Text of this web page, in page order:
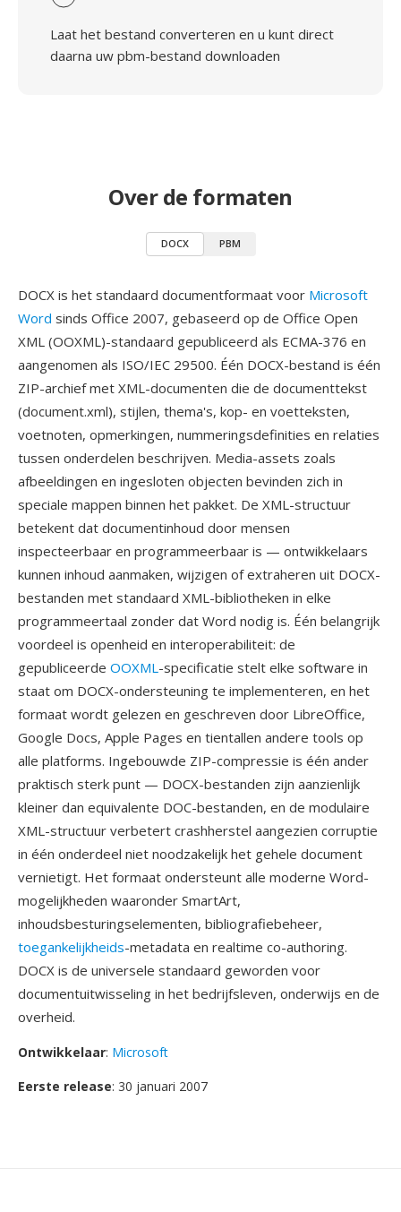
Laat het bestand converteren en u kunt direct
daarna uw pbm-bestand downloaden
Over de formaten
DOCX PBM
DOCX is het standaard documentformaat voor Microsoft
Word sinds Office 2007, gebaseerd op de Office Open
XML (OOXML)-standaard gepubliceerd als ECMA-376 en
aangenomen als ISO/IEC 29500. Één DOCX-bestand is één
ZIP-archief met XML-documenten die de documenttekst
(document.xml), stijlen, thema's, kop- en voetteksten,
voetnoten, opmerkingen, nummeringsdefinities en relaties
tussen onderdelen beschrijven. Media-assets zoals
afbeeldingen en ingesloten objecten bevinden zich in
speciale mappen binnen het pakket. De XML-structuur
betekent dat documentinhoud door mensen
inspecteerbaar en programmeerbaar is — ontwikkelaars
kunnen inhoud aanmaken, wijzigen of extraheren uit DOCX-
bestanden met standaard XML-bibliotheken in elke
programmeertaal zonder dat Word nodig is. Één belangrijk
voordeel is openheid en interoperabiliteit: de
gepubliceerde OOXML-specificatie stelt elke software in
staat om DOCX-ondersteuning te implementeren, en het
formaat wordt gelezen en geschreven door LibreOffice,
Google Docs, Apple Pages en tientallen andere tools op
alle platforms. Ingebouwde ZIP-compressie is één ander
praktisch sterk punt — DOCX-bestanden zijn aanzienlijk
kleiner dan equivalente DOC-bestanden, en de modulaire
XML-structuur verbetert crashherstel aangezien corruptie
in één onderdeel niet noodzakelijk het gehele document
vernietigt. Het formaat ondersteunt alle moderne Word-
mogelijkheden waaronder SmartArt,
inhoudsbesturingselementen, bibliografiebeheer,
toegankelijkheids-metadata en realtime co-authoring.
DOCX is de universele standaard geworden voor
documentuitwisseling in het bedrijfsleven, onderwijs en de
overheid.
Ontwikkelaar: Microsoft
Eerste release: 30 januari 2007